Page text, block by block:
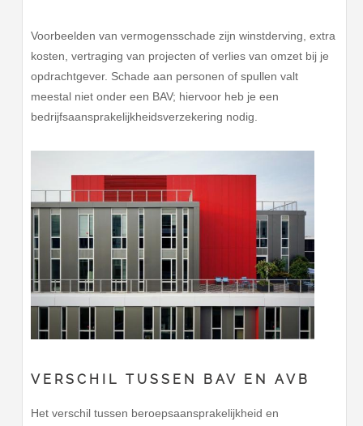
Voorbeelden van vermogensschade zijn winstderving, extra
kosten, vertraging van projecten of verlies van omzet bij je
opdrachtgever. Schade aan personen of spullen valt
meestal niet onder een BAV; hiervoor heb je een
bedrijfsaansprakelijkheidsverzekering nodig.
VERSCHIL TUSSEN BAV EN AVB
Het verschil tussen beroepsaansprakelijkheid en